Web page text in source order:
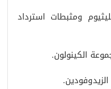
ومثبطات استرداد
الكينولون.